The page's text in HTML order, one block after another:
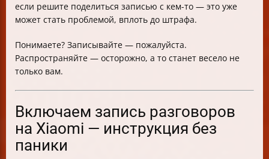
если решите поделиться записью с кем-то — это уже
может стать проблемой, вплоть до штрафа.
Понимаете? Записывайте — пожалуйста.
Распространяйте — осторожно, а то станет весело не
только вам.
Включаем запись разговоров
на Xiaomi — инструкция без
паники